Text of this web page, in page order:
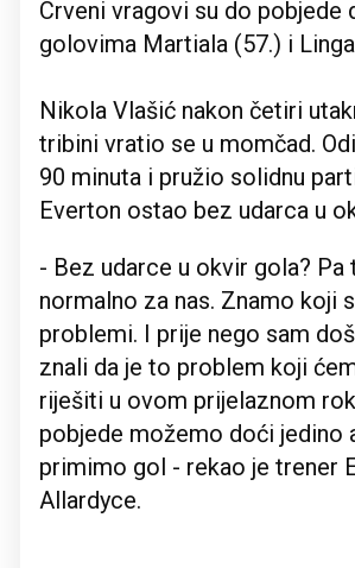
Crveni vragovi su do pobjede
golovima Martiala (57.) i
Nikola Vlašić nakon četiri
tribini vratio se u momčad.
90 minuta i pružio solidnu
Everton ostao bez udarca u
- Bez udarce u okvir gola? Pa
normalno za nas. Znamo koji
problemi. I prije nego sam
znali da je to problem koji
riješiti u ovom prijelaznom
pobjede možemo doći jedino
primimo gol - rekao je trener
Allardyce.